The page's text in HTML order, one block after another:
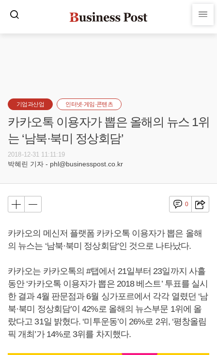
기업과산업 인터넷·게임·콘텐츠
카카오톡 이용자가 뽑은 올해의 뉴스 1위
는 ‘남북·북미 정상회담’
2018-12-31 11:11:19
박혜린 기자 - phl@businesspost.co.kr
0
카카오의 메신저 플랫폼 카카오톡 이용자가 뽑은 올해
의 뉴스는 ‘남북·북미 정상회담’인 것으로 나타났다.
카카오는 카카오톡의 #탭에서 21일부터 23일까지 사흘
동안 ‘카카오톡 이용자가 뽑은 2018 베스트’ 투표를 실시
한 결과 4월 판문점과 6월 싱가포르에서 각각 열렸던 ‘남
북·북미 정상회담’이 42%로 올해의 뉴스부문 1위에 올
랐다고 31일 밝혔다. ‘미투운동’이 26%로 2위, ‘평창올림
픽 개최’가 14%로 3위를 차지했다.